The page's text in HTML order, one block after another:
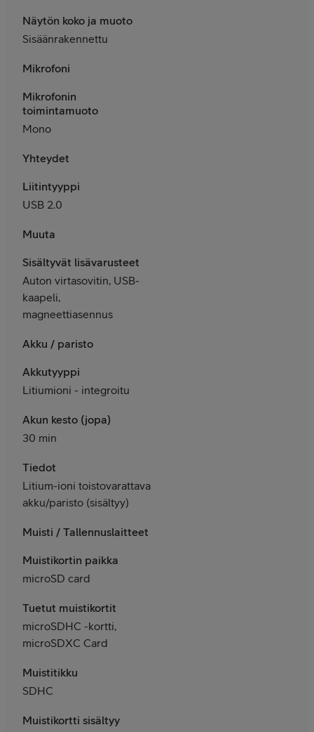
Näytön koko ja muoto
Sisäänrakennettu
Mikrofoni
Mikrofonin
toimintamuoto
Mono
Yhteydet
Liitintyyppi
USB 2.0
Muuta
Sisältyvät lisävarusteet
Auton virtasovitin, USB-
kaapeli,
magneettiasennus
Akku / paristo
Akkutyyppi
Litiumioni - integroitu
Akun kesto (jopa)
30 min
Tiedot
Litium-ioni toistovarattava
akku/paristo (sisältyy)
Muisti / Tallennuslaitteet
Muistikortin paikka
microSD card
Tuetut muistikortit
microSDHC -kortti,
microSDXC Card
Muistitikku
SDHC
Muistikortti sisältyy